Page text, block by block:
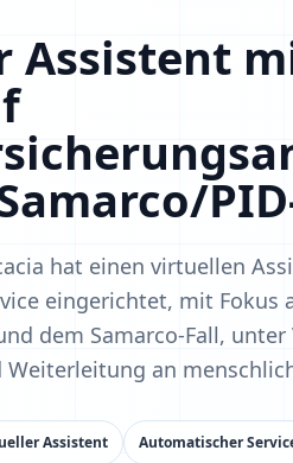
Assistent
hat einen virtuellen
eingerichtet, mit Fokus
dem Samarco-Fall,
an
Assistent Automatischer